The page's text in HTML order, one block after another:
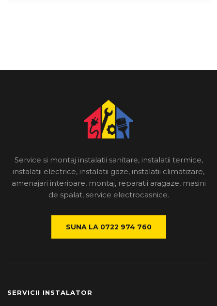
Service si montaj instalatii sanitare, instalatii termice,
instalatii electrice, instalatii gaze, instalatii climatizare,
amenajari interioare, montaj, reparatii aragaze, masini
de spalat, service electrocasnice.
SUNA LA 0722 974 760
SERVICII INSTALATOR